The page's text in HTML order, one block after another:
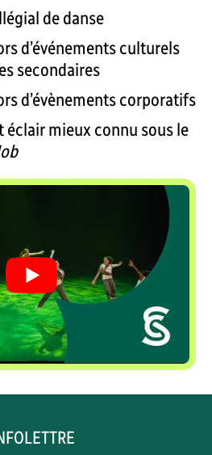
de danse
d’événements culturels
secondaires
d’évènements corporatifs
éclair mieux connu sous le